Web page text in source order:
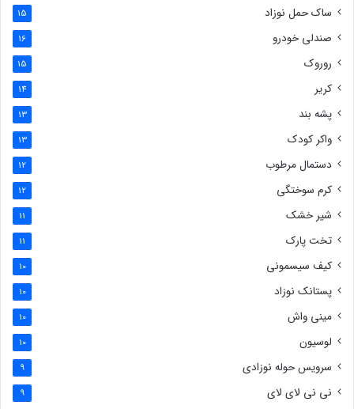
ساک حمل نوزاد 15
صندلی خودرو 16
روروک 15
کریر 14
پشه بند 13
واکر کودک 13
دستمال مرطوب 12
کرم سوختگی 12
شیر خشک 11
تخت پارک 11
کیف سیسمونی 10
پستانک نوزاد 10
مینی واش 10
لوسیون 10
سرویس حوله نوزادی 9
نی نی لای لای 9